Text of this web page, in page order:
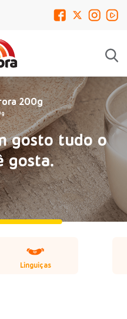
200g
gosto tudo o
gosta.
Linguiças